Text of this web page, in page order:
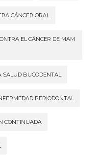
CÁNCER ORAL
EL CÁNCER DE MAM
SALUD BUCODENTAL
PERIODONTAL
CONTINUADA